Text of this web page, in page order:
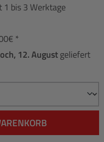
bis 3 Werktage
*
12. Augustgeliefert